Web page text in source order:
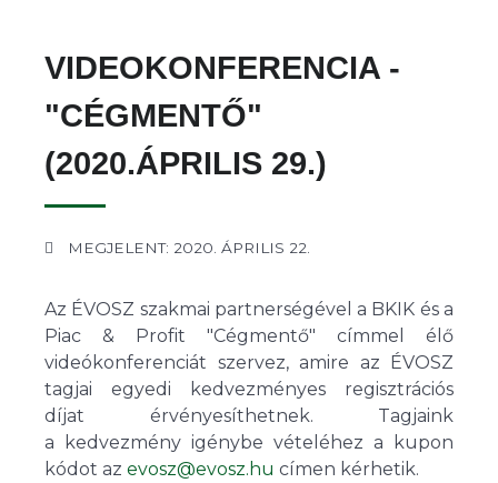
VIDEOKONFERENCIA -
"CÉGMENTŐ"
(2020.ÁPRILIS 29.)
MEGJELENT: 2020. ÁPRILIS 22.
Az ÉVOSZ szakmai partnerségével a BKIK és a
Piac & Profit "Cégmentő" címmel élő
videókonferenciát szervez, amire az ÉVOSZ
tagjai egyedi kedvezményes regisztrációs
díjat érvényesíthetnek. Tagjaink
a kedvezmény igénybe vételéhez a kupon
kódot az evosz@evosz.hu címen kérhetik.